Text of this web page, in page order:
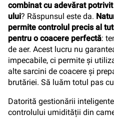
combinat cu adevărat
ului? Răspunsul este da.
permite controlul precis al
pentru o coacere perfectă:
de aer. Acest lucru nu
impecabile, ci permite și
alte sarcini de coacere și
brutăriei. Să luăm totul pas
Datorită gestionării
controlului umidității din